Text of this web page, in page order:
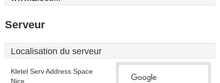
Serveur
Localisation du serveur
Kletel Serv Address Space
Nice